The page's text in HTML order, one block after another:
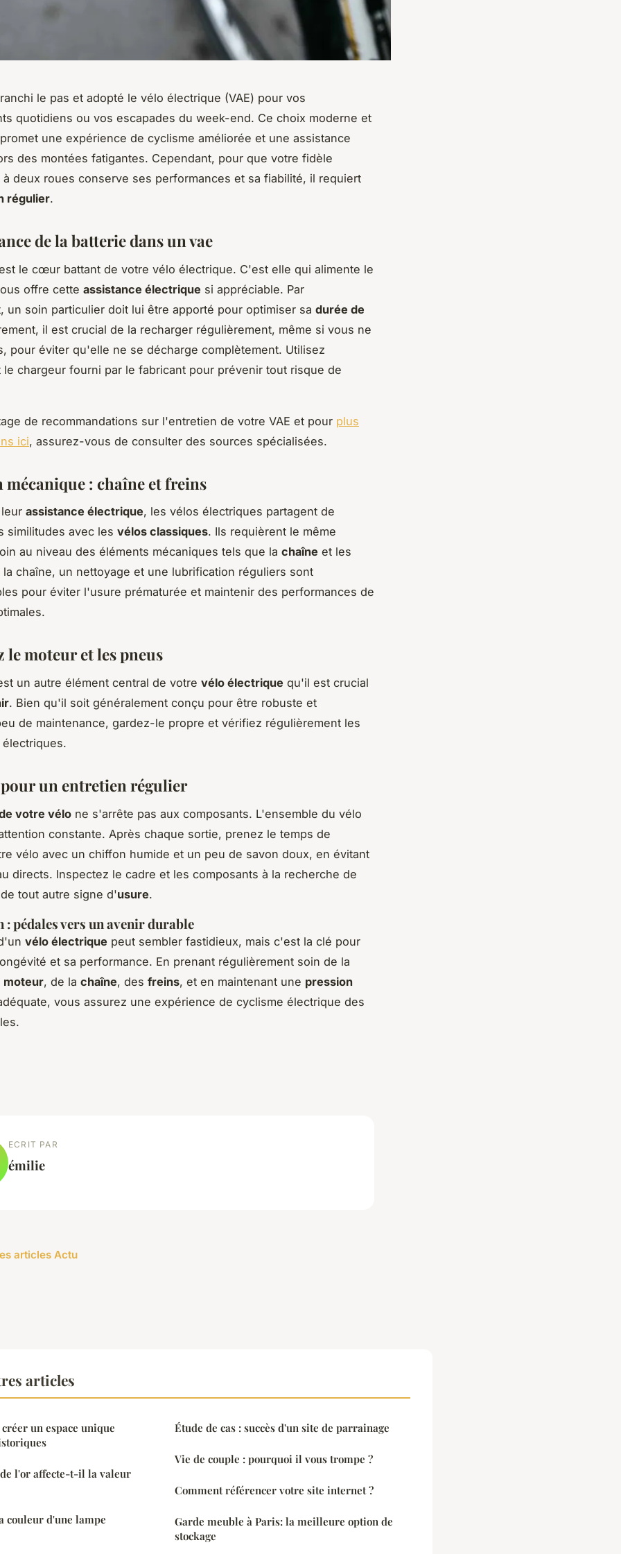
le pas et adopté le vélo électrique (VAE) pour vos
quotidiens ou vos escapades du week-end. Ce choix moderne et
une expérience de cyclisme améliorée et une assistance
des montées fatigantes. Cependant, pour que votre fidèle
à deux roues conserve ses performances et sa fiabilité, il requiert
régulier.
de la batterie dans un vae
le cœur battant de votre vélo électrique. C'est elle qui alimente le
offre cette assistance électrique si appréciable. Par
un soin particulier doit lui être apporté pour optimiser sa durée de
il est crucial de la recharger régulièrement, même si vous ne
pour éviter qu'elle ne se décharge complètement. Utilisez
le chargeur fourni par le fabricant pour prévenir tout risque de
de recommandations sur l'entretien de votre VAE et pour plus
ici, assurez-vous de consulter des sources spécialisées.
: chaîne et freins
assistance électrique, les vélos électriques partagent de
similitudes avec les vélos classiques. Ils requièrent le même
au niveau des éléments mécaniques tels que la chaîne et les
la chaîne, un nettoyage et une lubrification réguliers sont
pour éviter l'usure prématurée et maintenir des performances de
le moteur et les pneus
un autre élément central de votre vélo électrique qu'il est crucial
. Bien qu'il soit généralement conçu pour être robuste et
de maintenance, gardez-le propre et vérifiez régulièrement les
un entretien régulier
votre vélo ne s'arrête pas aux composants. L'ensemble du vélo
constante. Après chaque sortie, prenez le temps de
vélo avec un chiffon humide et un peu de savon doux, en évitant
directs. Inspectez le cadre et les composants à la recherche de
tout autre signe d'usure.
: pédales vers un avenir durable
vélo électrique peut sembler fastidieux, mais c'est la clé pour
et sa performance. En prenant régulièrement soin de la
moteur, de la chaîne, des freins, et en maintenant une pression
vous assurez une expérience de cyclisme électrique des
ECRIT PAR
émilie
articles Actu
articles
un espace unique
l'or affecte-t-il la valeur
couleur d'une lampe
Étude de cas : succès d'un site de parrainage
Vie de couple : pourquoi il vous trompe ?
Comment référencer votre site internet ?
Garde meuble à Paris: la meilleure option de
stockage